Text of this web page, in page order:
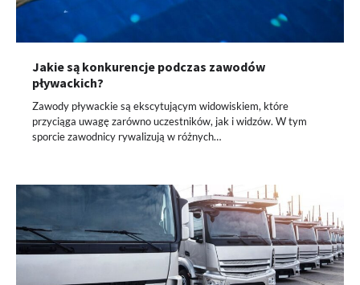
Jakie są konkurencje podczas zawodów
pływackich?
Zawody pływackie są ekscytującym widowiskiem, które
przyciąga uwagę zarówno uczestników, jak i widzów. W tym
sporcie zawodnicy rywalizują w różnych…